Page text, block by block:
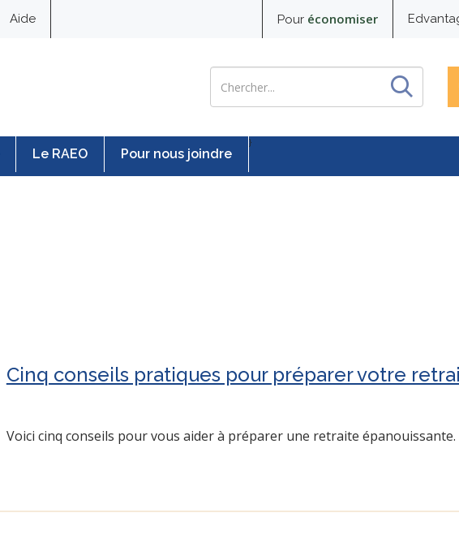
Aide Pour économiser
Le RAEO Pour nous joindre
}
Cinq conseils pratiques pour préparer votre
Voici cinq conseils pour vous aider à préparer une retraite épanouissante.